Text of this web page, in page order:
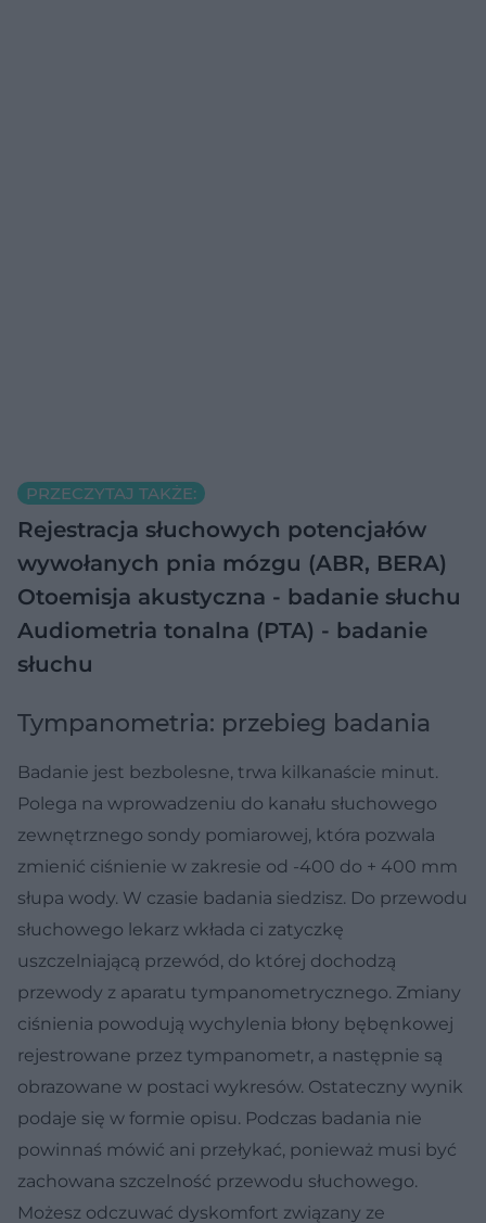
PRZECZYTAJ TAKŻE:
Rejestracja słuchowych potencjałów
wywołanych pnia mózgu (ABR, BERA)
Otoemisja akustyczna - badanie słuchu
Audiometria tonalna (PTA) - badanie
słuchu
Tympanometria: przebieg badania
Badanie jest bezbolesne, trwa kilkanaście minut.
Polega na wprowadzeniu do kanału słuchowego
zewnętrznego sondy pomiarowej, która pozwala
zmienić ciśnienie w zakresie od -400 do + 400 mm
słupa wody. W czasie badania siedzisz. Do przewodu
słuchowego lekarz wkłada ci zatyczkę
uszczelniającą przewód, do której dochodzą
przewody z aparatu tympanometrycznego. Zmiany
ciśnienia powodują wychylenia błony bębęnkowej
rejestrowane przez tympanometr, a następnie są
obrazowane w postaci wykresów. Ostateczny wynik
podaje się w formie opisu. Podczas badania nie
powinnaś mówić ani przełykać, ponieważ musi być
zachowana szczelność przewodu słuchowego.
Możesz odczuwać dyskomfort związany ze